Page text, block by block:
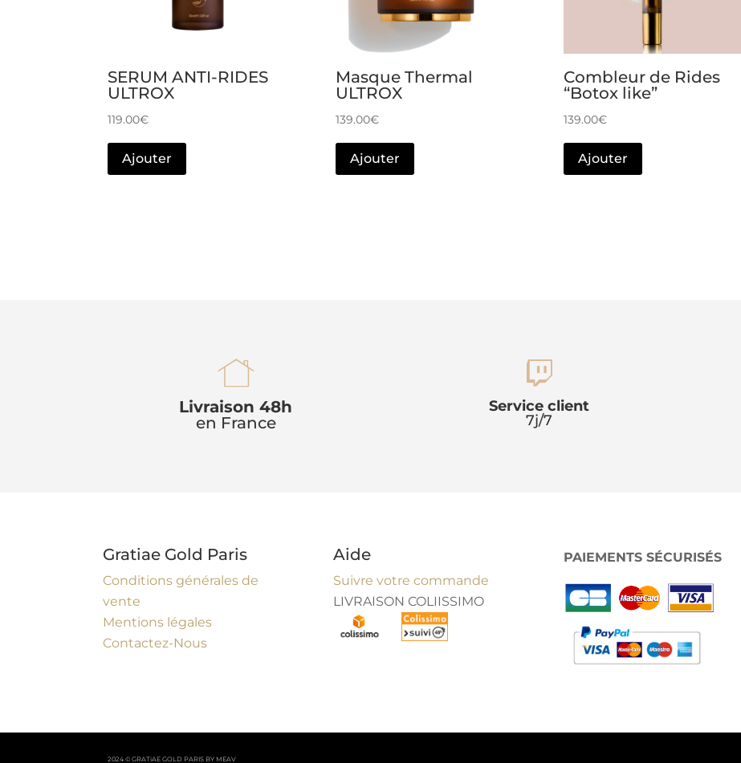
SERUM ANTI-RIDES
ULTROX
119.00€
Ajouter
Masque Thermal
ULTROX
139.00€
Ajouter
Combleur de Rides
“Botox like”
139.00€
Ajouter
h
e
Livraison 48h
en France
t
Service client
7j/7
Gratiae Gold Paris
Conditions générales de
vente
Mentions légales
Contactez-Nous
Aide
Suivre votre commande
LIVRAISON COLIISSIMO
PAIEMENTS SÉCURISÉS
2024 © GRATiAE GOLD PARIS BY MEAV